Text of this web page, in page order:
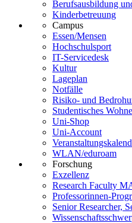
Berufsausbildung
Kinderbetreuung
Campus
Essen/Mensen
Hochschulsport
IT-Servicedesk
Kultur
Lageplan
Notfälle
Risiko- und
Studentisches
Uni-Shop
Uni-Account
WLAN/eduroam
Forschung
Exzellenz
Research Faculty
Professorinnen-
Senior Researcher,